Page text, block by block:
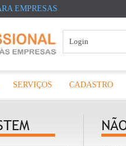
EMPRESAS
SERVIÇOS CADASTRO